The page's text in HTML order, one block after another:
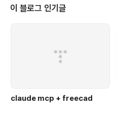
tml..
이 블로그 인기글
claude mcp + freecad